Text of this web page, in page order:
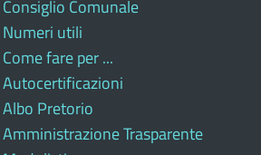
Consiglio Comunale
Numeri utili
Come fare per ...
Autocertificazioni
Albo Pretorio
Amministrazione Trasparente